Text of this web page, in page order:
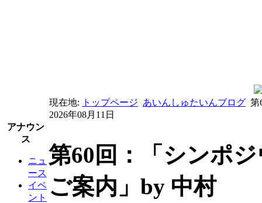
現在地: トップページ あいんしゅたいんブログ 第
2026年08月11日
アナウン
ス
ニュ
ース
イベ
ント
第60回：「シンポ
ご案内」by 中村